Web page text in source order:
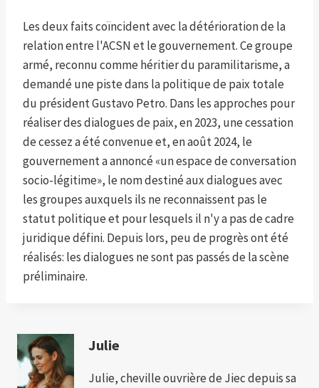
Les deux faits coïncident avec la détérioration de la
relation entre l'ACSN et le gouvernement. Ce groupe
armé, reconnu comme héritier du paramilitarisme, a
demandé une piste dans la politique de paix totale
du président Gustavo Petro. Dans les approches pour
réaliser des dialogues de paix, en 2023, une cessation
de cessez a été convenue et, en août 2024, le
gouvernement a annoncé «un espace de conversation
socio-légitime», le nom destiné aux dialogues avec
les groupes auxquels ils ne reconnaissent pas le
statut politique et pour lesquels il n'y a pas de cadre
juridique défini. Depuis lors, peu de progrès ont été
réalisés: les dialogues ne sont pas passés de la scène
préliminaire.
Julie
Julie, cheville ouvrière de Jiec depuis sa